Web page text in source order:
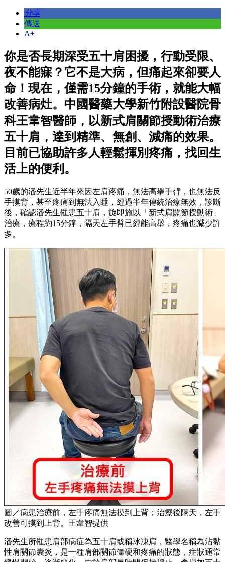
分享
傳送
A+
你是否長期深受五十肩困擾，行動受限、
夜不能寐？它不是大病，但痛起來卻要人
命！現在，僅需15分鐘的手術，就能大幅
改善病灶。中國醫藥大學新竹附設醫院骨
科王韋智醫師，以新式肩關節授動術治療
五十肩，達到精準、無創、減痛的效果。
目前已協助許多人輕鬆揮別疼痛，找回生
活上的便利。
50歲的潘先生近半年來因左肩疼痛，無法高舉手臂，也無法反
手摸背，甚至疼痛到無法入睡，經過半年傳統治療無效，診斷
後，確認潘先生罹患五十肩，旋即施以「新式肩關節授動術」
治療，療程約15分鐘，隔天左手臂已經能高舉，疼痛也減少許
多。
圖／病患治療前，左手疼痛無法摸到上背；治療後隔天，左手
改善可摸到上背。王韋智提供
潘先生所罹患肩部病症為五十肩或稱冰凍肩，醫學名稱為沾黏
性肩關節囊炎，是一種肩部關節僵硬和疼痛的狀態，症狀通常